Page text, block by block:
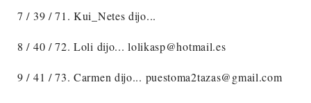
7 / 39 / 71. Kui_Netes dijo...
8 / 40 / 72. Loli dijo... lolikasp@hotmail.es
9 / 41 / 73. Carmen dijo... puestoma2tazas@gmail.com